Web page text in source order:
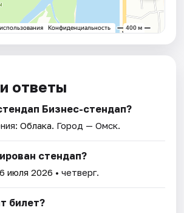
ответы
Бизнес-стендап?
Облака. Город — Омск.
стендап?
июля 2026 • четверг.
билет?